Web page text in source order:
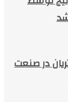
در صنعت